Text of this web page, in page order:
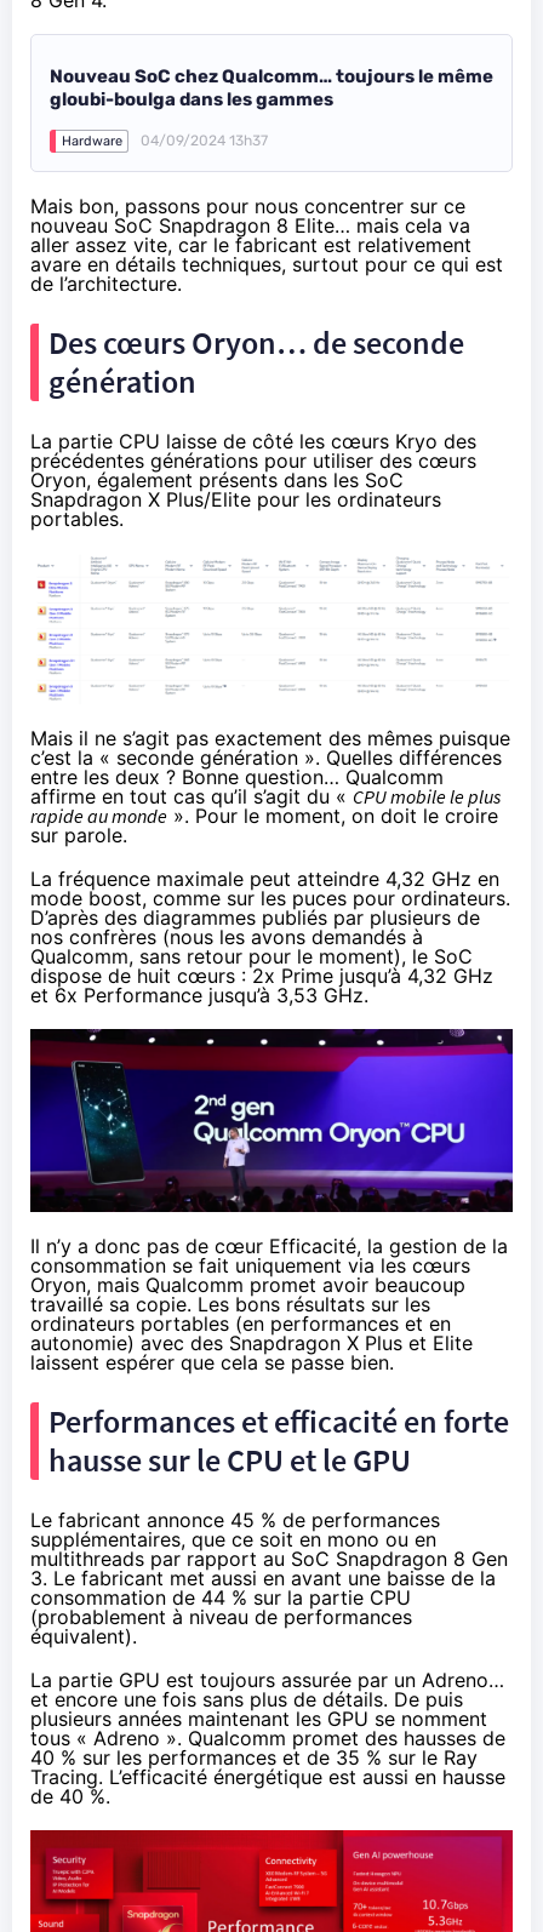
Nouveau SoC chez Qualcomm… toujours le même
gloubi-boulga dans les gammes
Hardware 04/09/2024 13h37
Mais bon, passons pour nous concentrer sur ce
nouveau SoC Snapdragon 8 Elite… mais cela va
aller assez vite, car le fabricant est relativement
avare en détails techniques, surtout pour ce qui est
de l’architecture.
Des cœurs Oryon… de seconde
génération
La partie CPU laisse de côté les cœurs Kryo des
précédentes générations pour utiliser des cœurs
Oryon, également présents dans les SoC
Snapdragon X Plus/Elite pour les ordinateurs
portables.
Mais il ne s’agit pas exactement des mêmes puisque
c’est la « seconde génération ». Quelles différences
entre les deux ? Bonne question… Qualcomm
affirme en tout cas qu’il s’agit du « CPU mobile le plus
rapide au monde ». Pour le moment, on doit le croire
sur parole.
La fréquence maximale peut atteindre 4,32 GHz en
mode boost, comme sur les puces pour ordinateurs.
D’après des diagrammes publiés par plusieurs de
nos confrères (nous les avons demandés à
Qualcomm, sans retour pour le moment), le SoC
dispose de huit cœurs : 2x Prime jusqu’à 4,32 GHz
et 6x Performance jusqu’à 3,53 GHz.
Il n’y a donc pas de cœur Efficacité, la gestion de la
consommation se fait uniquement via les cœurs
Oryon, mais Qualcomm promet avoir beaucoup
travaillé sa copie. Les bons résultats sur les
ordinateurs portables (en performances et en
autonomie) avec des Snapdragon X Plus et Elite
laissent espérer que cela se passe bien.
Performances et efficacité en forte
hausse sur le CPU et le GPU
Le fabricant annonce 45 % de performances
supplémentaires, que ce soit en mono ou en
multithreads par rapport au SoC Snapdragon 8 Gen
3. Le fabricant met aussi en avant une baisse de la
consommation de 44 % sur la partie CPU
(probablement à niveau de performances
équivalent).
La partie GPU est toujours assurée par un Adreno…
et encore une fois sans plus de détails. De puis
plusieurs années maintenant les GPU se nomment
tous « Adreno ». Qualcomm promet des hausses de
40 % sur les performances et de 35 % sur le Ray
Tracing. L’efficacité énergétique est aussi en hausse
de 40 %.